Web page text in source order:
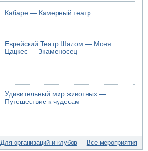
Кабаре — Камерный театр
Еврейский Театр Шалом — Моня
Цацкес — Знаменосец
Удивительный мир животных —
Путешествие к чудесам
Для организаций и клубов Все мероприятия